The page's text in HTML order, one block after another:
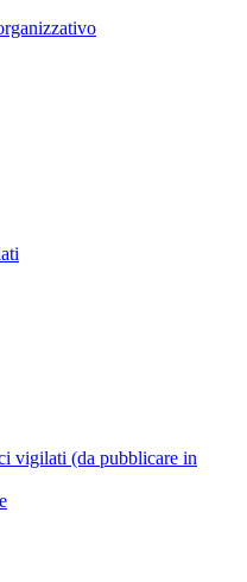
vigilati (da pubblicare in